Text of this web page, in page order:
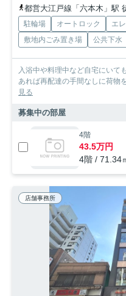
都営大江戸線「六本木」駅
駐輪場 オートロック エ
敷地内ごみ置き場
公共下水
入浴中や料理中など自宅にいて
あれば再配達の手間なしに荷物
見る
募集中の部屋
4階
43.5万円
4階 / 71.34
店舗事務所